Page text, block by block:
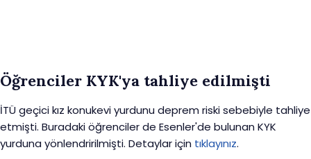
Öğrenciler KYK'ya tahliye edilmişti
İTÜ geçici kız konukevi yurdunu deprem riski sebebiyle tahliye
etmişti. Buradaki öğrenciler de Esenler'de bulunan KYK
yurduna yönlendririlmişti. Detaylar için tıklayınız.